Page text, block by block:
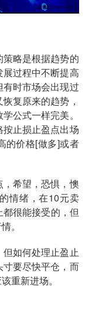
略是根据趋势的
过程中不断提高
时市场会出现过
复原来的趋势，
公式一样完美。
止损止盈点出场
的价格[做多]或者
希望，恐惧，懊
情绪，在10元卖
很能接受的，但
。
但如何处理止盈止
要尽快平仓，而
重新进场。